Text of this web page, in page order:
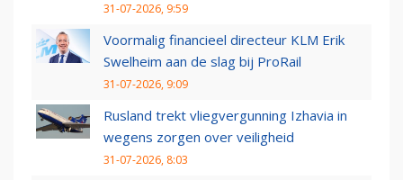
31-07-2026, 9:59
Voormalig financieel directeur KLM Erik
Swelheim aan de slag bij ProRail
31-07-2026, 9:09
Rusland trekt vliegvergunning Izhavia in
wegens zorgen over veiligheid
31-07-2026, 8:03